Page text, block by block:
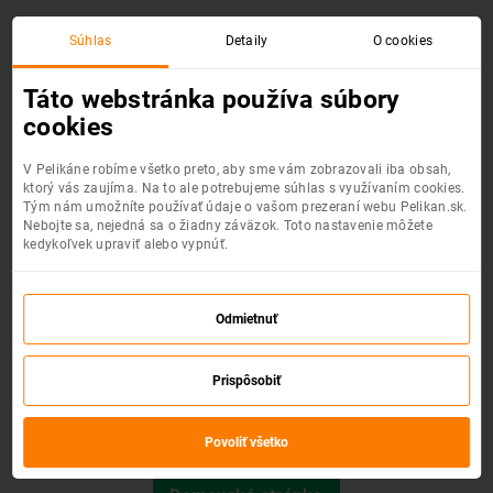
Chyba 404 :(
Požadovaná stránka nebola nájdená.
Súhlas Detaily O cookies
Táto webstránka používa súbory
cookies
V Pelikáne robíme všetko preto, aby sme vám zobrazovali iba obsah,
ktorý vás zaujíma. Na to ale potrebujeme súhlas s využívaním cookies.
Tým nám umožníte používať údaje o vašom prezeraní webu Pelikan.sk.
Nebojte sa, nejedná sa o žiadny záväzok. Toto nastavenie môžete
kedykoľvek upraviť alebo vypnúť.
Odmietnuť
Prispôsobiť
Povoliť všetko